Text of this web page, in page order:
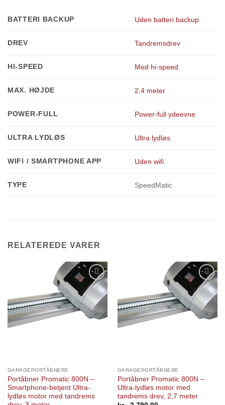
BATTERI BACKUP Uden batteri backup
DREV Tandremsdrev
HI-SPEED Med hi-speed
MAX. HØJDE 2,4 meter
POWER-FULL Power-full ydeevne
ULTRA LYDLØS Ultra lydløs
WIFI / SMARTPHONE APP Uden wifi
TYPE SpeedMatic
RELATEREDE VARER
Add to
Wishlist
GARAGEPORTÅBNERE
Portåbner Promatic 800N –
Smartphone-betjent Ultra-
lydløs motor med tandrems
Add to
Wishlist
GARAGEPORTÅBNERE
Portåbner Promatic 800N –
Ultra-lydløs motor med
tandrems drev, 2,7 meter